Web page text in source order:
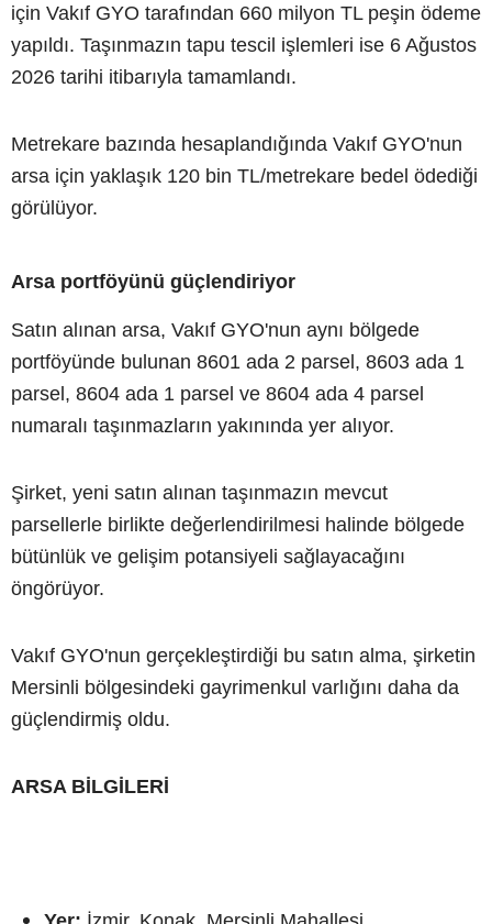
için Vakıf GYO tarafından 660 milyon TL peşin ödeme
yapıldı. Taşınmazın tapu tescil işlemleri ise 6 Ağustos
2026 tarihi itibarıyla tamamlandı.
Metrekare bazında hesaplandığında Vakıf GYO'nun
arsa için yaklaşık 120 bin TL/metrekare bedel ödediği
görülüyor.
Arsa portföyünü güçlendiriyor
Satın alınan arsa, Vakıf GYO'nun aynı bölgede
portföyünde bulunan 8601 ada 2 parsel, 8603 ada 1
parsel, 8604 ada 1 parsel ve 8604 ada 4 parsel
numaralı taşınmazların yakınında yer alıyor.
Şirket, yeni satın alınan taşınmazın mevcut
parsellerle birlikte değerlendirilmesi halinde bölgede
bütünlük ve gelişim potansiyeli sağlayacağını
öngörüyor.
Vakıf GYO'nun gerçekleştirdiği bu satın alma, şirketin
Mersinli bölgesindeki gayrimenkul varlığını daha da
güçlendirmiş oldu.
ARSA BİLGİLERİ